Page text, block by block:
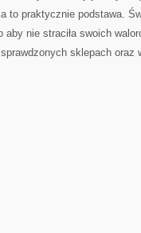
to praktycznie podstawa.
nie straciła swoich
sklepach oraz